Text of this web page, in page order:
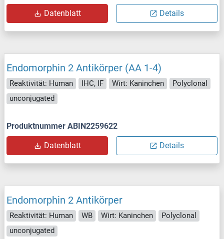
Datenblatt Details
Endomorphin 2 Antikörper (AA 1-4)
Reaktivität: Human IHC, IF Wirt: Kaninchen
Polyclonal
unconjugated
Produktnummer ABIN2259622
Datenblatt Details
Endomorphin 2 Antikörper
Reaktivität: Human WB Wirt: Kaninchen
Polyclonal
unconjugated